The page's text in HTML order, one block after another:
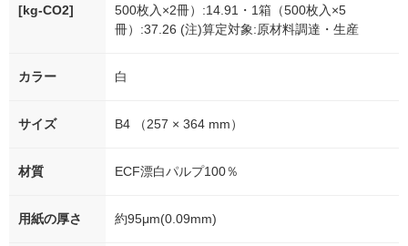
[kg-CO2]
500枚入×2冊）:14.91・1箱（500枚入×5
冊）:37.26 (注)算定対象:原材料調達・生産
カラー 白
サイズ B4 （257 × 364 mm）
材質 ECF漂白パルプ100％
用紙の厚さ 約95μm(0.09mm)